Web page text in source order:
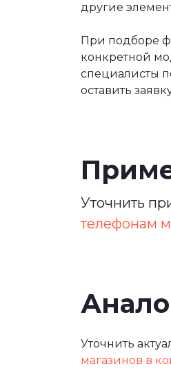
другие
При подборе
конкретной
специалисты
оставить
Уточнить
телефонам
Уточнить
магазинов в